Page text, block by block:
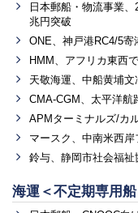
日本郵船・物流事業
兆円突破
ONE、神戸港RC4/5寄
HMM、アフリカ東西
天敬海運、中船黄埔
CMA-CGM、太平洋航
APMターミナルズ/カ
マースク、中南米西
鈴与、静岡市社会福
海運＜不定期専用